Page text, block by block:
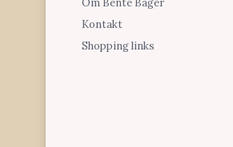
Kontakt
Shopping links